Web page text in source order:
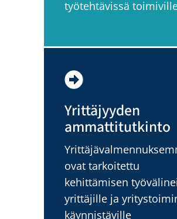
työtehtävissä
Yrittäjyyden
ammattitutkinto
ovat tarkoitettu
kehittämisen
yrittäjille ja
käynnistäville